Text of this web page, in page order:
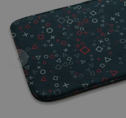
‹